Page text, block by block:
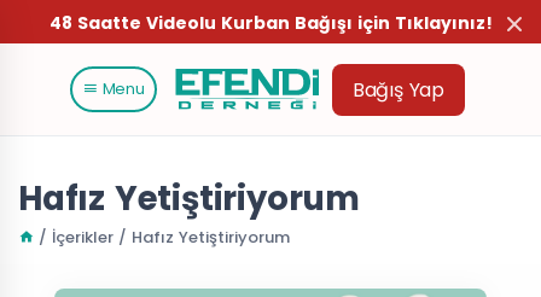
48 Saatte Videolu Kurban Bağışı için Tıklayınız!
Menu Bağış Yap
Hafız Yetiştiriyorum
/ İçerikler / Hafız Yetiştiriyorum